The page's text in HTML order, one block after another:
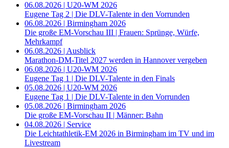
06.08.2026 | U20-WM 2026
Eugene Tag 2 | Die DLV-Talente in den Vorrunden
06.08.2026 | Birmingham 2026
Die große EM-Vorschau III | Frauen: Sprünge, Würfe,
Mehrkampf
06.08.2026 | Ausblick
Marathon-DM-Titel 2027 werden in Hannover vergeben
06.08.2026 | U20-WM 2026
Eugene Tag 1 | Die DLV-Talente in den Finals
05.08.2026 | U20-WM 2026
Eugene Tag 1 | Die DLV-Talente in den Vorrunden
05.08.2026 | Birmingham 2026
Die große EM-Vorschau II | Männer: Bahn
04.08.2026 | Service
Die Leichtathletik-EM 2026 in Birmingham im TV und im
Livestream